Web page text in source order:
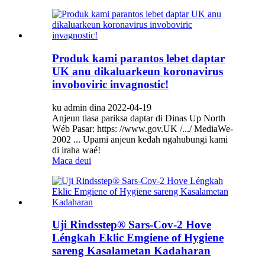
Produk kami parantos lebet daptar
UK anu dikaluarkeun koronavirus
invoboviric invagnostic!
ku admin dina 2022-04-19
Anjeun tiasa pariksa daptar di Dinas Up North
Wéb Pasar: https: //www.gov.UK /.../ MediaWe-
2002 ... Upami anjeun kedah ngahubungi kami
di iraha waé!
Maca deui
Uji Rindsstep® Sars-Cov-2 Hove
Léngkah Eklic Emgiene of Hygiene
sareng Kasalametan Kadaharan